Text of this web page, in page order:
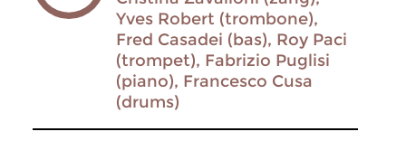
Yves Robert (trombone),
Fred Casadei (bas), Roy Paci
(trompet), Fabrizio Puglisi
(piano), Francesco Cusa
(drums)